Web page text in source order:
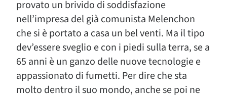
provato un brivido di soddisfazione
nell’impresa del già comunista Melenchon
che si è portato a casa un bel venti. Ma il tipo
dev’essere sveglio e con i piedi sulla terra, se a
65 anni è un ganzo delle nuove tecnologie e
appassionato di fumetti. Per dire che sta
molto dentro il suo mondo, anche se poi ne